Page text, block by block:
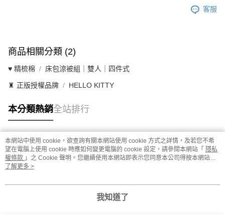
客服
商品相關分類 (2)
♥ 精梳棉 床包涼被組｜雙人｜四件式
♜ 正版授權品牌 HELLO KITTY
本分類熱銷全站排行
熱門標籤
本網站中使用 cookie，欲查詢有關本網站使用 cookie 方式之詳情，及若您不希
望在電腦上使用 cookie 時應如何變更電腦的 cookie 設定，請參閱本網站「 隱私
權條款 」之 Cookie 聲明。您繼續使用本網站即表示您同意本公司得按本網站使
用條款之 Cookie 聲明使用 cookie。
了解更多 >
我知道了